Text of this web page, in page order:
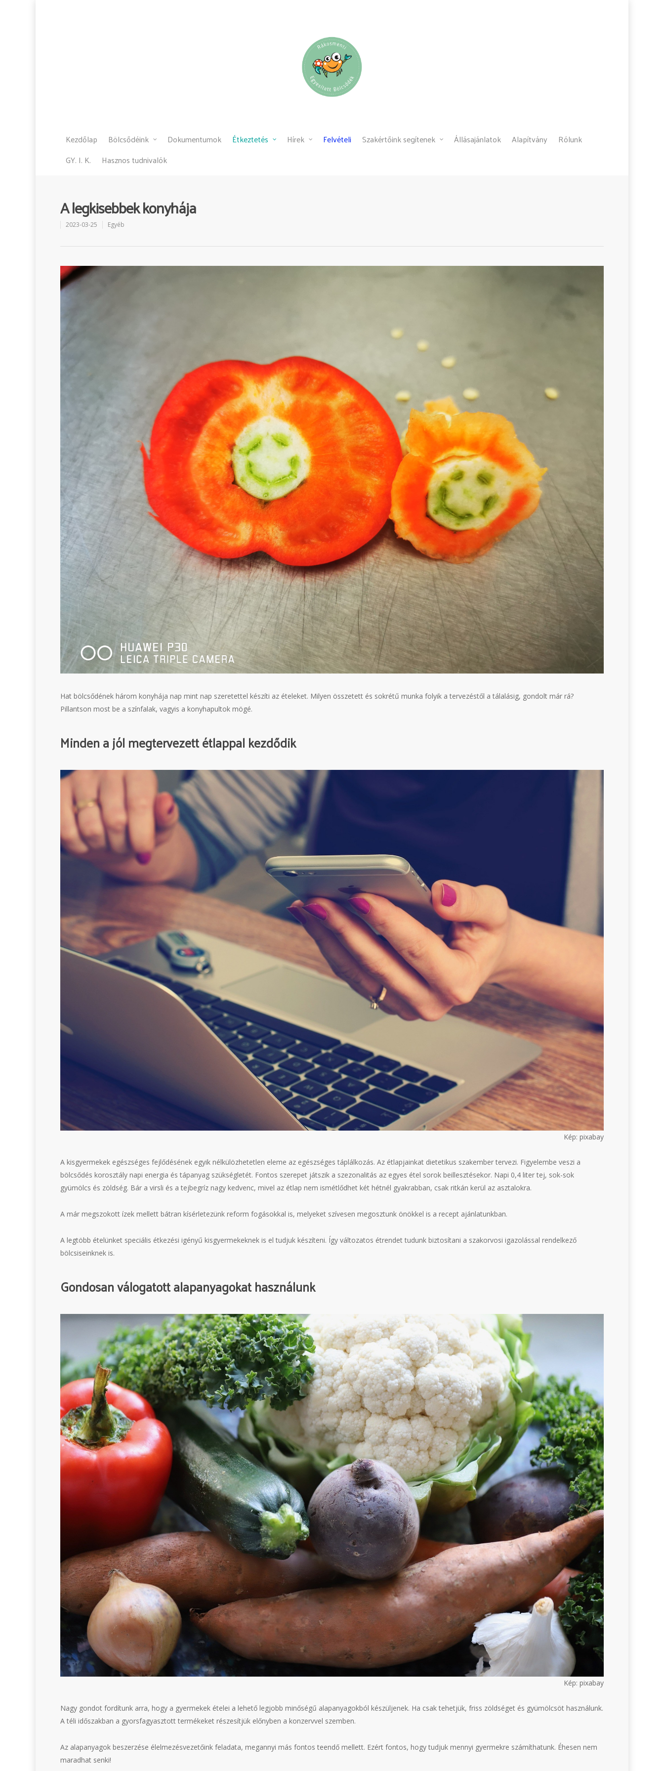
Kezdőlap Bölcsődéink Dokumentumok Étkeztetés Hírek Felvételi Szakértőink segítenek Állásajánlatok Alapítvány
Rólunk
GY. I. K.
Hasznos tudnivalók
A legkisebbek konyhája
2023-03-25 Egyéb
Hat bölcsődének három konyhája nap mint nap szeretettel készíti az ételeket. Milyen összetett és sokrétű munka folyik a tervezéstől a tálalásig, gondolt már rá?
Pillantson most be a színfalak, vagyis a konyhapultok mögé.
Minden a jól megtervezett étlappal kezdődik
Kép: pixabay
A kisgyermekek egészséges fejlődésének egyik nélkülözhetetlen eleme az egészséges táplálkozás. Az étlapjainkat dietetikus szakember tervezi. Figyelembe veszi a
bölcsődés korosztály napi energia és tápanyag szükségletét. Fontos szerepet játszik a szezonalitás az egyes étel sorok beillesztésekor. Napi 0,4 liter tej, sok-sok
gyümölcs és zöldség. Bár a virsli és a tejbegríz nagy kedvenc, mivel az étlap nem ismétlődhet két hétnél gyakrabban, csak ritkán kerül az asztalokra.
A már megszokott ízek mellett bátran kísérletezünk reform fogásokkal is, melyeket szívesen megosztunk önökkel is a recept ajánlatunkban.
A legtöbb ételünket speciális étkezési igényű kisgyermekeknek is el tudjuk készíteni. Így változatos étrendet tudunk biztosítani a szakorvosi igazolással rendelkező
bölcsiseinknek is.
Gondosan válogatott alapanyagokat használunk
Kép: pixabay
Nagy gondot fordítunk arra, hogy a gyermekek ételei a lehető legjobb minőségű alapanyagokból készüljenek. Ha csak tehetjük, friss zöldséget és gyümölcsöt használunk.
A téli időszakban a gyorsfagyasztott termékeket részesítjük előnyben a konzervvel szemben.
Az alapanyagok beszerzése élelmezésvezetőink feladata, megannyi más fontos teendő mellett. Ezért fontos, hogy tudjuk mennyi gyermekre számíthatunk. Éhesen nem
maradhat senki!